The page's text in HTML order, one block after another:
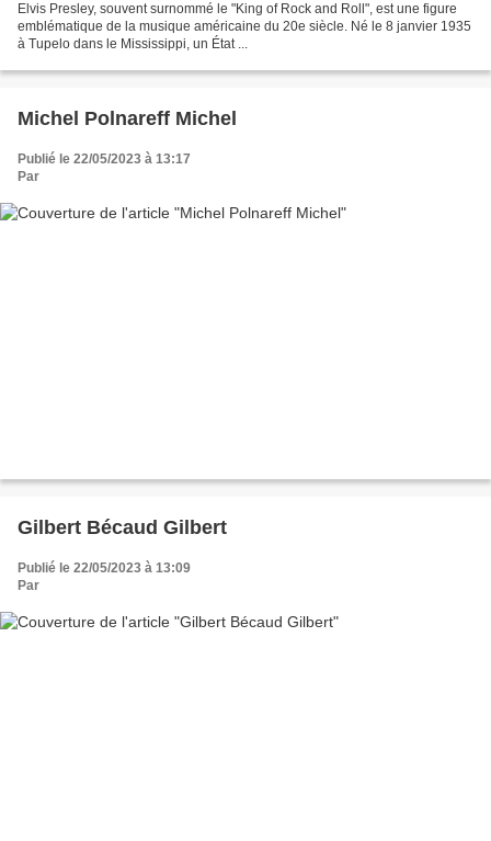
Elvis Presley, souvent surnommé le "King of Rock and Roll", est une figure
emblématique de la musique américaine du 20e siècle. Né le 8 janvier 1935
à Tupelo dans le Mississippi, un État ...
Michel Polnareff Michel
Publié le 22/05/2023 à 13:17
Par
Gilbert Bécaud Gilbert
Publié le 22/05/2023 à 13:09
Par